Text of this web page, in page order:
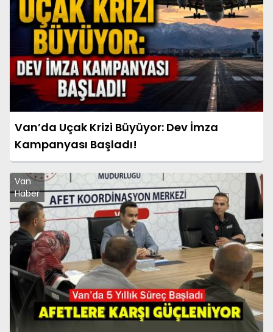
Van’da Uçak Krizi Büyüyor: Dev İmza
Kampanyası Başladı!
Van
Haber